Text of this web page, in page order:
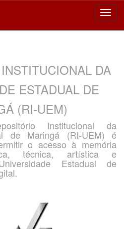
DA
ESTADUAL DE
(RI-UEM)
Institucional da
de Maringá (RI-UEM) é
o acesso à memória
técnica, artística e
Estadual de